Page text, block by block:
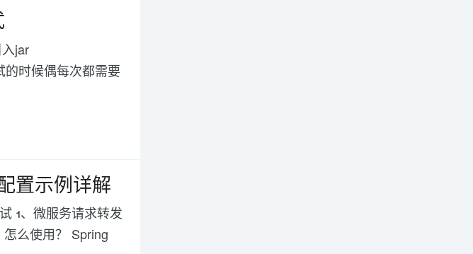
jar
时候偶每次都需要
置示例详解
1、微服务请求转发
么使用？ Spring